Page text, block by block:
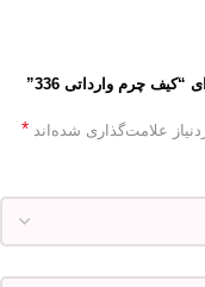
چرم وارداتی 336”
علامت‌گذاری شده‌اند *